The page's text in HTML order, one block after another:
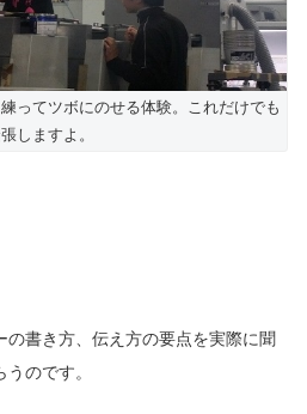
ってツボにのせる体験。これだけでも
しますよ。
書き方、伝え方の要点を実際に聞
のです。